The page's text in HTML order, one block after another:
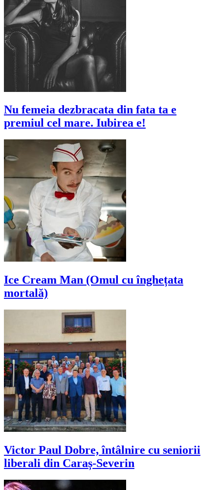
Nu femeia dezbracata din fata ta e
premiul cel mare. Iubirea e!
Ice Cream Man (Omul cu înghețata
mortală)
Victor Paul Dobre, întâlnire cu seniorii
liberali din Caraș-Severin